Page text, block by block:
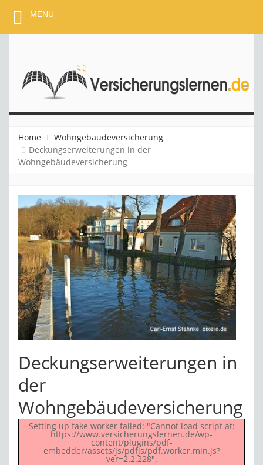
Home
Wohngebäudeversicherung
Deckungserweiterungen in der
Wohngebäudeversicherung
Deckungserweiterungen in
der
Wohngebäudeversicherung
Setting up fake worker failed: "Cannot load script at:
https://www.versicherungslernen.de/wp-
content/plugins/pdf-
embedder/assets/js/pdfjs/pdf.worker.min.js?
ver=2.2.228".
MENU